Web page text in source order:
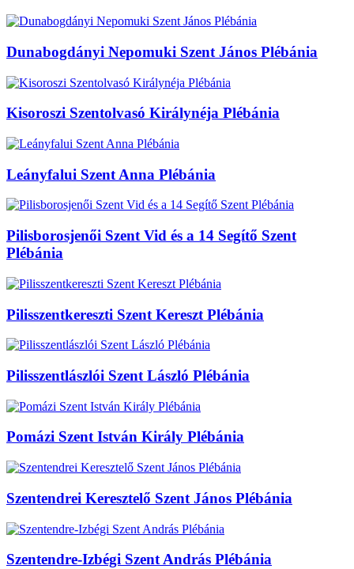
Dunabogdányi Nepomuki Szent János Plébánia
Kisoroszi Szentolvasó Királynéja Plébánia
Leányfalui Szent Anna Plébánia
Pilisborosjenői Szent Vid és a 14 Segítő Szent
Plébánia
Pilisszentkereszti Szent Kereszt Plébánia
Pilisszentlászlói Szent László Plébánia
Pomázi Szent István Király Plébánia
Szentendrei Keresztelő Szent János Plébánia
Szentendre-Izbégi Szent András Plébánia